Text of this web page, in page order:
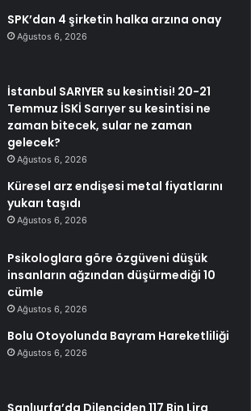
SPK’dan 4 şirketin halka arzına onay
Ağustos 6, 2026
İstanbul SARIYER su kesintisi! 20-21
Temmuz İSKİ Sarıyer su kesintisi ne
zaman bitecek, sular ne zaman
gelecek?
Ağustos 6, 2026
Küresel arz endişesi metal fiyatlarını
yukarı taşıdı
Ağustos 6, 2026
Psikologlara göre özgüveni düşük
insanların ağzından düşürmediği 10
cümle
Ağustos 6, 2026
Bolu Otoyolunda Bayram Hareketliliği
Ağustos 6, 2026